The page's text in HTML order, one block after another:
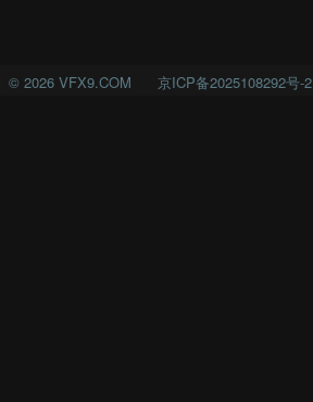
© 2026 VFX9.COM 京ICP备2025108292号-2